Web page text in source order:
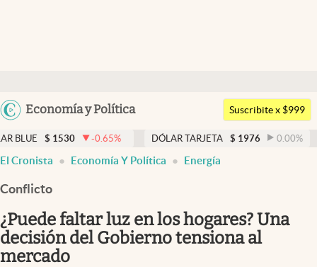
Argentina
Uruguay
Economía y Política
Members
Economía y Política
Finanzas y Mercados
Mercados Online
Negocios
Columnistas
Suscribite x $999
-0.65% DÓLAR TARJETA $ 1976 0.00 % DÓLAR
El Cronista Economía Y Política Energía
Conflicto
¿Puede faltar luz en los hogares? Una
decisión del Gobierno tensiona al
mercado